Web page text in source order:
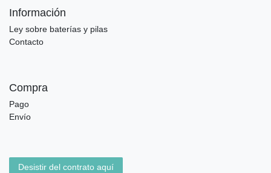
Información
Ley sobre baterías y pilas
Contacto
Compra
Pago
Envío
Desistir del contrato aquí